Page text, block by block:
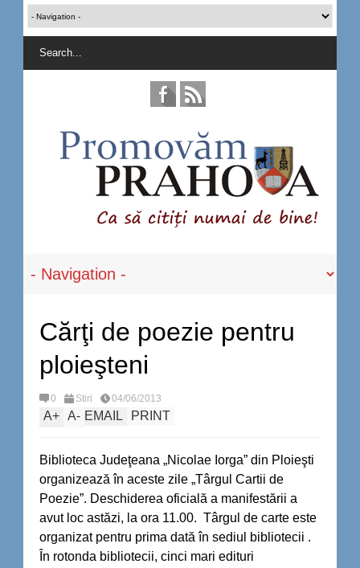
Cărţi de poezie pentru
ploieşteni
0 Stiri 04/06/2013
A+ A- EMAIL PRINT
Biblioteca Judeţeana „Nicolae Iorga” din Ploieşti
organizează în aceste zile „Târgul Cartii de
Poezie”. Deschiderea oficială a manifestării a
avut loc astăzi, la ora 11.00. Târgul de carte este
organizat pentru prima dată în sediul bibliotecii .
În rotonda bibliotecii, cinci mari edituri